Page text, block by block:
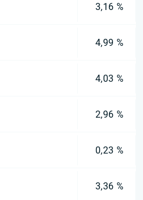
3,16 %
4,99 %
4,03 %
2,96 %
0,23 %
3,36 %